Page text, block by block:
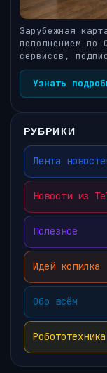
Зарубежная
пополнением по
сервисов,
Узнать
РУБРИКИ
Лента
Новости из
Полезное
Идей копилка
Обо всём
Робототехника